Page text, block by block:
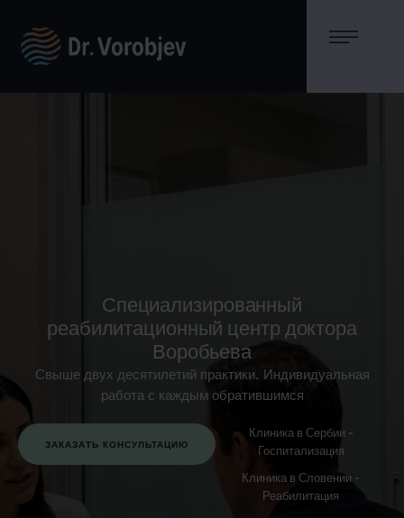
Специализированный
реабилитационный центр доктора
Воробьева
Свыше двух десятилетий практики. Индивидуальная
работа с каждым обратившимся
ЗАКАЗАТЬ КОНСУЛЬТАЦИЮ
Клиника в Сербии -
Госпитализация
Клиника в Словении -
Реабилитация